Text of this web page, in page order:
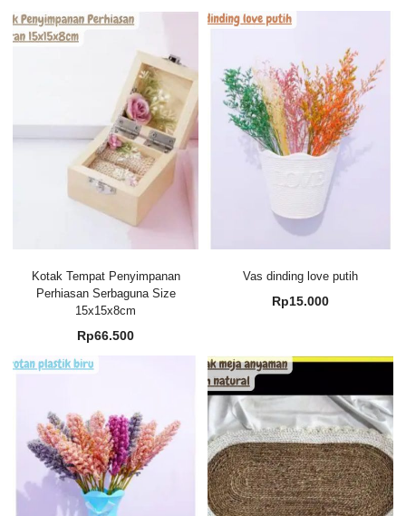
Kotak Tempat Penyimpanan
Perhiasan Serbaguna Size
15x15x8cm
Rp66.500
Vas dinding love putih
Rp15.000